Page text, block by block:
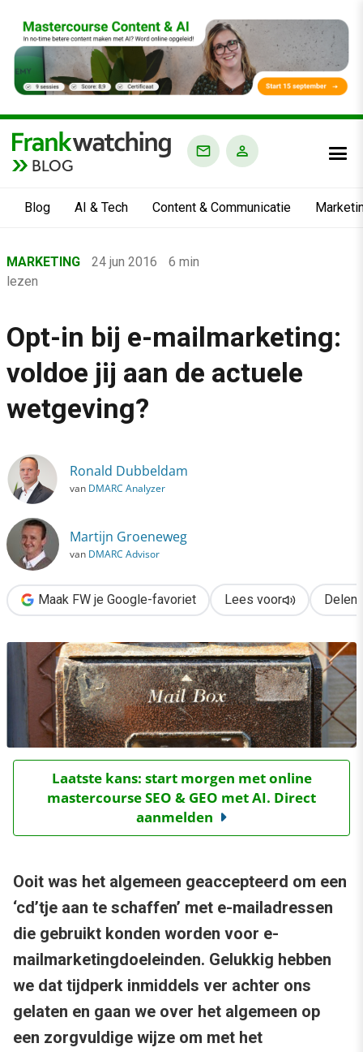
BLOG
Blog AI & Tech Content & Communicatie
›
Marketing
›
Opt-in bij e-mailmarketing: voldoe jij aan de actuele wetgeving?
MARKETING 24 jun 2016
6 min
lezen
Opt-in bij e-mailmarketing:
voldoe jij aan de actuele
wetgeving?
Ronald Dubbeldam
van DMARC Analyzer
Martijn Groeneweg
van DMARC Advisor
Maak FW je Google-favoriet Lees voor Delen
Laatste kans: start morgen met online
mastercourse SEO & GEO met AI. Direct
aanmelden
Ooit was het algemeen geaccepteerd om een
‘cd’tje aan te schaffen’ met e-mailadressen
die gebruikt konden worden voor e-
mailmarketingdoeleinden. Gelukkig hebben
we dat tijdperk inmiddels ver achter ons
gelaten en gaan we over het algemeen op
een zorgvuldige wijze om met het